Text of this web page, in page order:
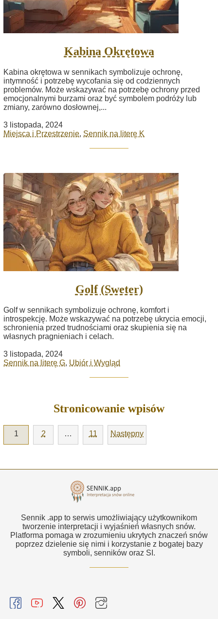
Kabina Okrętowa
Kabina okrętowa w sennikach symbolizuje ochronę,
intymność i potrzebę wycofania się od codziennych
problemów. Może wskazywać na potrzebę ochrony przed
emocjonalnymi burzami oraz być symbolem podróży lub
zmiany, zarówno dosłownej,...
3 listopada, 2024
Miejsca i Przestrzenie, Sennik na literę K
Golf (Sweter)
Golf w sennikach symbolizuje ochronę, komfort i
introspekcję. Może wskazywać na potrzebę ukrycia emocji,
schronienia przed trudnościami oraz skupienia się na
własnych pragnieniach i celach.
3 listopada, 2024
Sennik na literę G, Ubiór i Wygląd
Stronicowanie wpisów
1 2 … 11 Następny
Sennik .app to serwis umożliwiający użytkownikom
tworzenie interpretacji i wyjaśnień własnych snów.
Platforma pomaga w zrozumieniu ukrytych znaczeń snów
poprzez dzielenie się nimi i korzystanie z bogatej bazy
symboli, senników oraz SI.